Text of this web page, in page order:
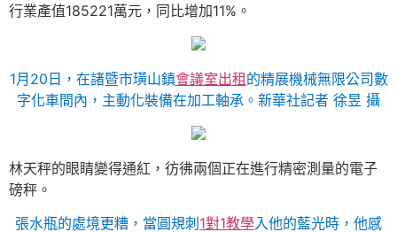
行業產值185221萬元，同比增加11%。
1月20日，在諸暨市璜山鎮會議室出租 的精展機械無限公司數
字化車間內，主動化裝備在加工軸承。新華社記者 徐昱 攝
林天秤的眼睛變得通紅，彷彿兩個正在進行精密測量的電子
磅秤。
張水瓶的處境更糟，當圓規刺 1對1教學入他的藍光時，他感